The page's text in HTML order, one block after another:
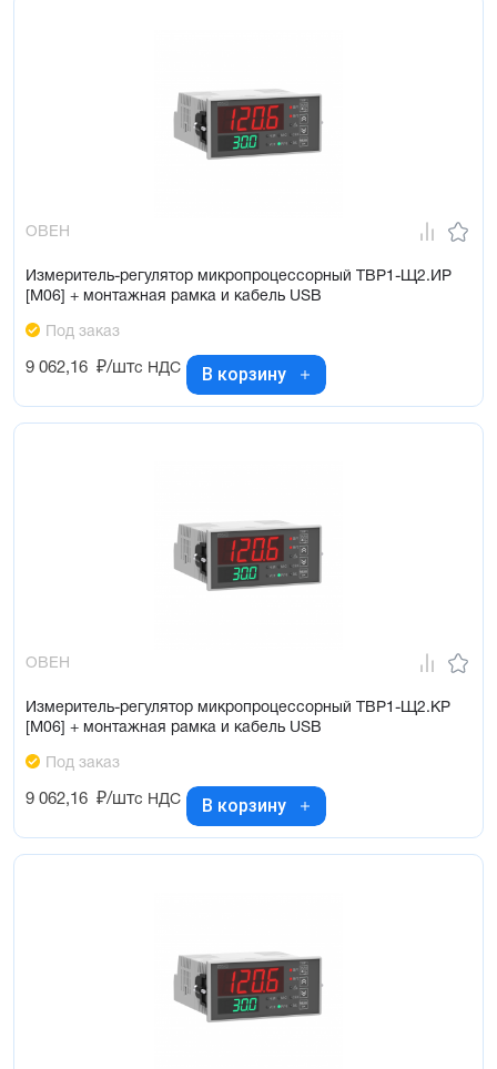
ОВЕН
Измеритель-регулятор микропроцессорный ТВР1-Щ2.ИР
[М06] + монтажная рамка и кабель USB
Под заказ
9 062,16 ₽/штс НДС В корзину
ОВЕН
Измеритель-регулятор микропроцессорный ТВР1-Щ2.КР
[М06] + монтажная рамка и кабель USB
Под заказ
9 062,16 ₽/штс НДС В корзину